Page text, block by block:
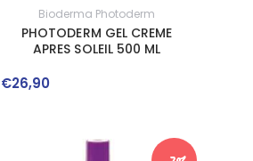
Bioderma Photoderm
PHOTODERM GEL CREME
APRES SOLEIL 500 ML
€26,90